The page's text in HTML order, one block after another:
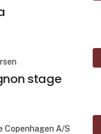
stage
Copenhagen A/S